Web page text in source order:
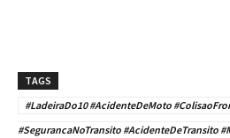
TAGS
#LadeiraDo10 #AcidenteDeMoto
#SegurancaNoTransito #AcidenteDeTransito